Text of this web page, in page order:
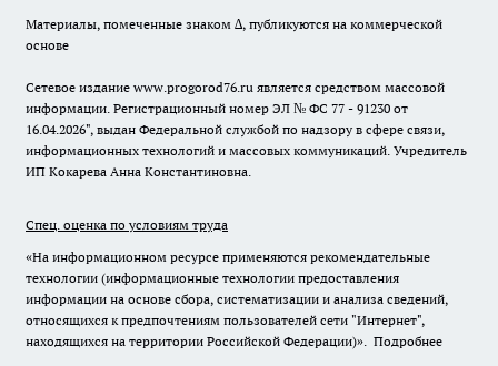
Материалы, помеченные знаком ∆, публикуются на коммерческой
основе
Сетевое издание www.progorod76.ru является средством массовой
информации. Регистрационный номер ЭЛ № ФС 77 - 91230 от
16.04.2026", выдан Федеральной службой по надзору в сфере связи,
информационных технологий и массовых коммуникаций. Учредитель
ИП Кокарева Анна Константиновна.
Спец. оценка по условиям труда
«На информационном ресурсе применяются рекомендательные
технологии (информационные технологии предоставления
информации на основе сбора, систематизации и анализа сведений,
относящихся к предпочтениям пользователей сети "Интернет",
находящихся на территории Российской Федерации)». Подробнее